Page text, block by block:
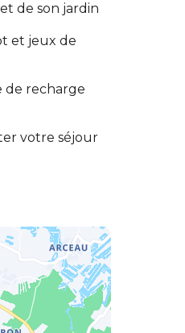
de son jardin
et jeux de
de recharge
votre séjour